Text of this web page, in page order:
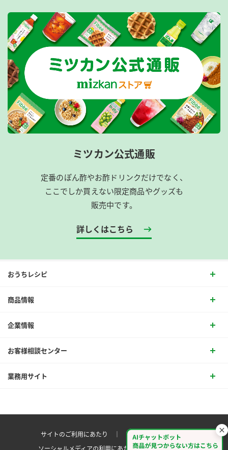
ミツカン公式通販
定番のぽん酢やお酢ドリンクだけでなく、
ここでしか買えない限定商品やグッズも
販売中です。
詳しくはこちら
おうちレシピ
商品情報
企業情報
お客様相談センター
業務用サイト
サイトのご利用にあたり ｜ プライバシーポリシー
ソーシャルメディアの利用にあたりサイトマップ ｜